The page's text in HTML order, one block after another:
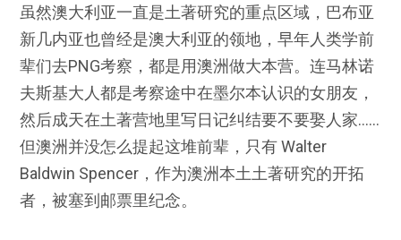
虽然澳大利亚一直是土著研究的重点区域，巴布亚
新几内亚也曾经是澳大利亚的领地，早年人类学前
辈们去PNG考察，都是用澳洲做大本营。连马林诺
夫斯基大人都是考察途中在墨尔本认识的女朋友，
然后成天在土著营地里写日记纠结要不要娶人家……
但澳洲并没怎么提起这堆前辈，只有 Walter
Baldwin Spencer，作为澳洲本土土著研究的开拓
者，被塞到邮票里纪念。